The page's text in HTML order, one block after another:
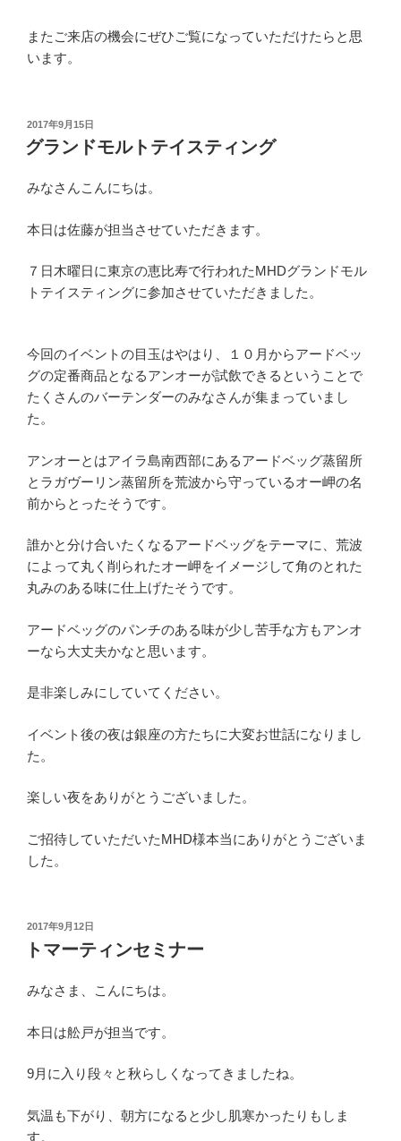
またご来店の機会にぜひご覧になっていただけたらと思
います。
投
稿
日:
2017年9月15日
グランドモルトテイスティング
みなさんこんにちは。
本日は佐藤が担当させていただきます。
７日木曜日に東京の恵比寿で行われたMHDグランドモル
トテイスティングに参加させていただきました。
今回のイベントの目玉はやはり、１０月からアードベッ
グの定番商品となるアンオーが試飲できるということで
たくさんのバーテンダーのみなさんが集まっていまし
た。
アンオーとはアイラ島南西部にあるアードベッグ蒸留所
とラガヴーリン蒸留所を荒波から守っているオー岬の名
前からとったそうです。
誰かと分け合いたくなるアードベッグをテーマに、荒波
によって丸く削られたオー岬をイメージして角のとれた
丸みのある味に仕上げたそうです。
アードベッグのパンチのある味が少し苦手な方もアンオ
ーなら大丈夫かなと思います。
是非楽しみにしていてください。
イベント後の夜は銀座の方たちに大変お世話になりまし
た。
楽しい夜をありがとうございました。
ご招待していただいたMHD様本当にありがとうございま
した。
投
稿
日:
2017年9月12日
トマーティンセミナー
みなさま、こんにちは。
本日は舩戸が担当です。
9月に入り段々と秋らしくなってきましたね。
気温も下がり、朝方になると少し肌寒かったりもしま
す。